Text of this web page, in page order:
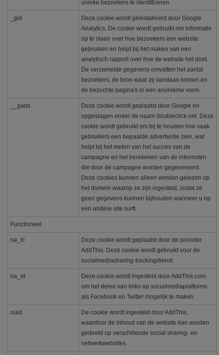
unieke bezoekers te identificeren.
_gid
Deze cookie wordt geïnstalleerd door Google
Analytics. De cookie wordt gebruikt om informatie
op te slaan over hoe bezoekers een website
gebruiken en helpt bij het maken van een
analytisch rapport over hoe de website het doet.
De verzamelde gegevens omvatten het aantal
bezoekers, de bron waar zij vandaan komen en
de bezochte pagina's in een anonieme vorm.
__gads
Deze cookie wordt geplaatst door Google en
opgeslagen onder de naam doubleclick.net. Deze
cookie wordt gebruikt om bij te houden hoe vaak
gebruikers een bepaalde advertentie zien, wat
helpt bij het meten van het succes van de
campagne en het berekenen van de inkomsten
die door de campagne worden gegenereerd.
Deze cookies kunnen alleen worden gelezen op
het domein waarop ze zijn ingesteld, zodat ze
geen gegevens kunnen bijhouden wanneer u op
een andere site surft.
Functioneel
na_tc
Deze cookie wordt geplaatst door de provider
AddThis. Deze cookie wordt gebruikt voor de
socialmediasharing-trackingdienst.
na_id
Deze cookie wordt ingesteld door AddThis.com
om het delen van links op socialmediaplatforms
als Facebook en Twitter mogelijk te maken.
ouid
De cookie wordt ingesteld door AddThis,
waardoor de inhoud van de website kan worden
gedeeld op verschillende social sharing- en
netwerkwebsites.